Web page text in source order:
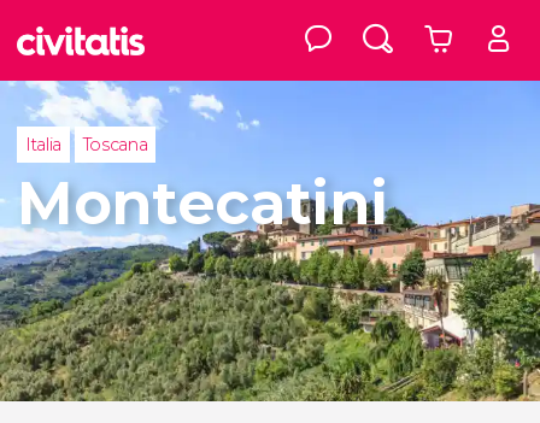
Italia Toscana
Montecatini